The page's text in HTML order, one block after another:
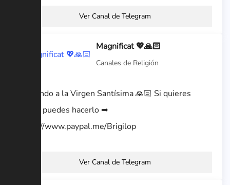
Ver Canal de Telegram
Magnificat 💖🙏🏻
Canales de Religión
Cantando a la Virgen Santísima 🙏🏻 Si quieres
Donar puedes hacerlo ➡
https://www.paypal.me/Brigilop
Ver Canal de Telegram